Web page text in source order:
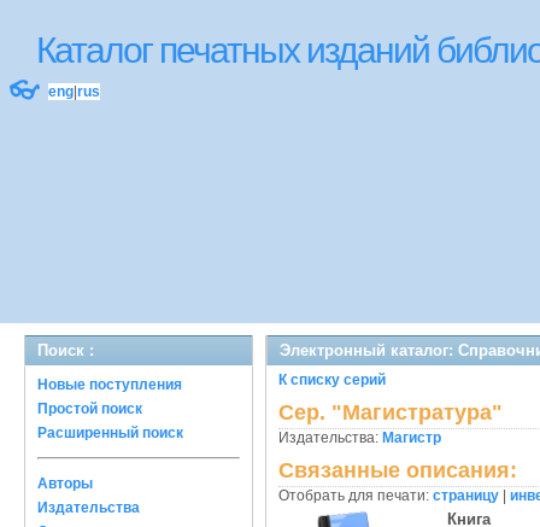
Каталог печатных изданий
👓 eng rus
Поиск :
Новые поступления
Простой поиск
Расширенный поиск
Авторы
Издательства
Электронный каталог:
К списку серий
Сер. "Магистратура"
Издательства: Магистр
Связанные описания:
Отобрать для печати: страницу
Книга